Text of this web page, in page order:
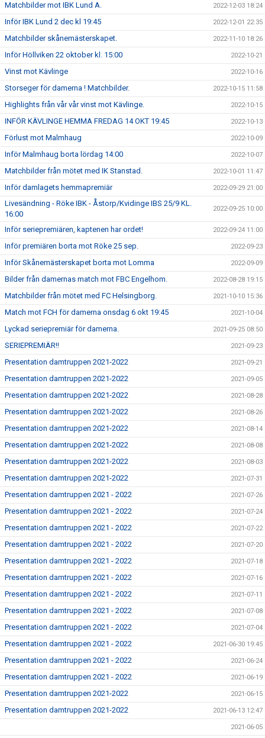
Matchbilder mot IBK Lund A. 2022-12-03 18:24
Inför IBK Lund 2 dec kl 19:45 2022-12-01 22:35
Matchbilder skånemästerskapet. 2022-11-10 18:26
Inför Höllviken 22 oktober kl. 15:00 2022-10-21
Vinst mot Kävlinge 2022-10-16
Storseger för damerna ! Matchbilder. 2022-10-15 11:58
Highlights från vår vår vinst mot Kävlinge. 2022-10-15
INFÖR KÄVLINGE HEMMA FREDAG 14 OKT 19:45 2022-10-13
Förlust mot Malmhaug 2022-10-09
Inför Malmhaug borta lördag 14:00 2022-10-07
Matchbilder från mötet med IK Stanstad. 2022-10-01 11:47
Inför damlagets hemmapremiär 2022-09-29 21:00
Livesändning - Röke IBK - Åstorp/Kvidinge IBS 25/9 KL.
16:00
2022-09-25 10:00
Inför seriepremiären, kaptenen har ordet! 2022-09-24 11:00
Inför premiären borta mot Röke 25 sep. 2022-09-23
Inför Skånemästerskapet borta mot Lomma 2022-09-09
Bilder från damernas match mot FBC Engelhom. 2022-08-28 19:15
Matchbilder från mötet med FC Helsingborg. 2021-10-10 15:36
Match mot FCH för damerna onsdag 6 okt 19:45 2021-10-04
Lyckad seriepremiär för damerna. 2021-09-25 08:50
SERIEPREMIÄR!! 2021-09-23
Presentation damtruppen 2021-2022 2021-09-21
Presentation damtruppen 2021-2022 2021-09-05
Presentation damtruppen 2021-2022 2021-08-28
Presentation damtruppen 2021-2022 2021-08-26
Presentation damtruppen 2021-2022 2021-08-14
Presentation damtruppen 2021-2022 2021-08-08
Presentation damtruppen 2021-2022 2021-08-03
Presentation damtruppen 2021-2022 2021-07-31
Presentation damtruppen 2021 - 2022 2021-07-26
Presentation damtruppen 2021 - 2022 2021-07-24
Presentation damtruppen 2021 - 2022 2021-07-22
Presentation damtruppen 2021 - 2022 2021-07-20
Presentation damtruppen 2021 - 2022 2021-07-18
Presentation damtruppen 2021 - 2022 2021-07-16
Presentation damtruppen 2021 - 2022 2021-07-11
Presentation damtruppen 2021 - 2022 2021-07-08
Presentation damtruppen 2021 - 2022 2021-07-04
Presentation damtruppen 2021 - 2022 2021-06-30 19:45
Presentation damtruppen 2021 - 2022 2021-06-24
Presentation damtruppen 2021 - 2022 2021-06-19
Presentation damtruppen 2021-2022 2021-06-15
Presentation damtruppen 2021-2022 2021-06-13 12:47
2021-06-05